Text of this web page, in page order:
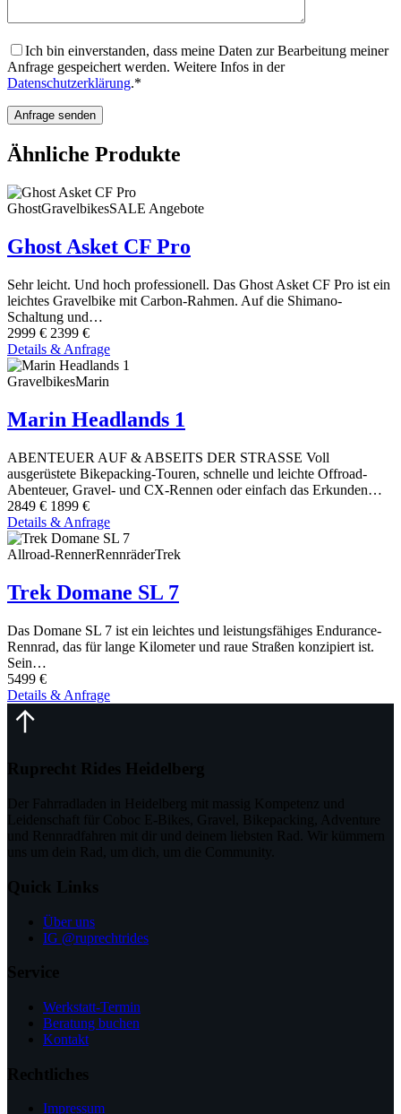
Ich bin einverstanden, dass meine Daten zur Bearbeitung meiner
Anfrage gespeichert werden. Weitere Infos in der
Datenschutzerklärung.*
Ähnliche Produkte
GhostGravelbikesSALE Angebote
Ghost Asket CF Pro
Sehr leicht. Und hoch professionell. Das Ghost Asket CF Pro ist ein
leichtes Gravelbike mit Carbon-Rahmen. Auf die Shimano-
Schaltung und…
2999 € 2399 €
Details & Anfrage
GravelbikesMarin
Marin Headlands 1
ABENTEUER AUF & ABSEITS DER STRASSE Voll
ausgerüstete Bikepacking-Touren, schnelle und leichte Offroad-
Abenteuer, Gravel- und CX-Rennen oder einfach das Erkunden…
2849 € 1899 €
Details & Anfrage
Allroad-RennerRennräderTrek
Trek Domane SL 7
Das Domane SL 7 ist ein leichtes und leistungsfähiges Endurance-
Rennrad, das für lange Kilometer und raue Straßen konzipiert ist.
Sein…
5499 €
Details & Anfrage
Ruprecht Rides Heidelberg
Der Fahrradladen in Heidelberg mit massig Kompetenz und
Leidenschaft für Coboc E-Bikes, Gravel, Bikepacking, Adventure
und Rennradfahren mit dir und deinem liebsten Rad. Wir kümmern
uns um dein Rad, um dich, um die Community.
Quick Links
Über uns
IG @ruprechtrides
Service
Werkstatt-Termin
Beratung buchen
Kontakt
Rechtliches
Impressum